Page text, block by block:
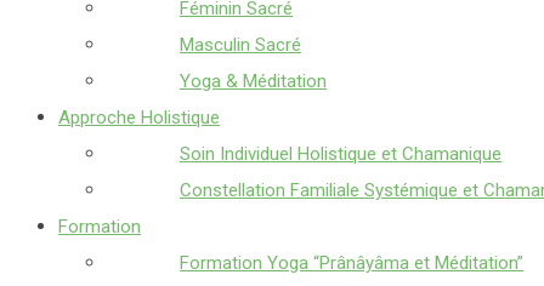
Féminin Sacré
Masculin Sacré
Yoga & Méditation
Approche Holistique
Soin Individuel Holistique et Chamanique
Constellation Familiale Systémique et
Formation
Formation Yoga “Prânâyâma et Méditation”